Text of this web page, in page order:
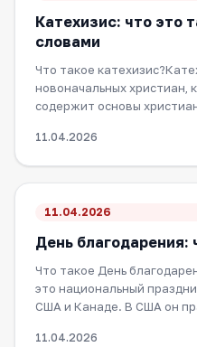
Катехизис: что это
словами
Что такое
новоначальных христиан,
содержит основы
11.04.2026
11.04.2026
День благодарения:
Что такое День
это национальный
США и Канаде. В США он
11.04.2026